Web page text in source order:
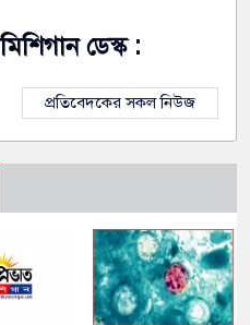
ডেস্ক :
প্রতিবেদকের সকল নিউজ